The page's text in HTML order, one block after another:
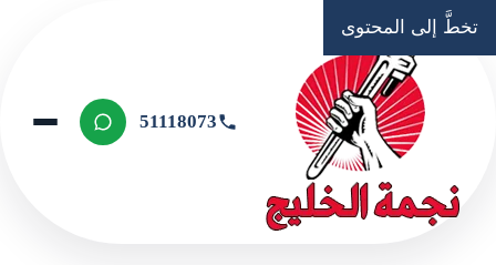
تخطَّ إلى المحتوى
51118073